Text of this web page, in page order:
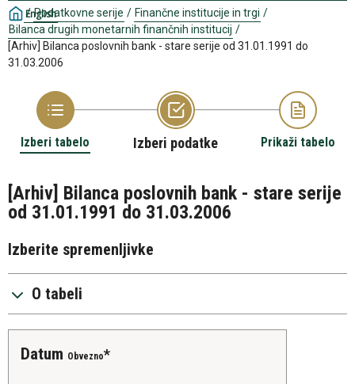
English
/ Podatkovne serije / Finančne institucije in trgi /
Bilanca drugih monetarnih finančnih institucij /
[Arhiv] Bilanca poslovnih bank - stare serije od 31.01.1991 do
31.03.2006
Izberi tabelo Izberi podatke Prikaži tabelo
[Arhiv] Bilanca poslovnih bank - stare serije
od 31.01.1991 do 31.03.2006
Izberite spremenljivke
O tabeli
Datum Obvezno